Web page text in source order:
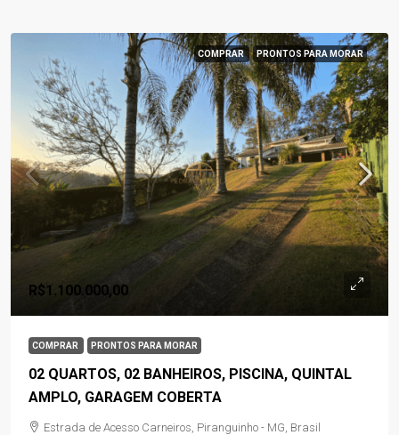
COMPRAR PRONTOS PARA MORAR
R$1.100.000,00
COMPRAR PRONTOS PARA MORAR
02 QUARTOS, 02 BANHEIROS, PISCINA, QUINTAL
AMPLO, GARAGEM COBERTA
Estrada de Acesso Carneiros, Piranguinho - MG, Brasil